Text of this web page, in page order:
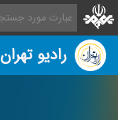
رادیو تهران